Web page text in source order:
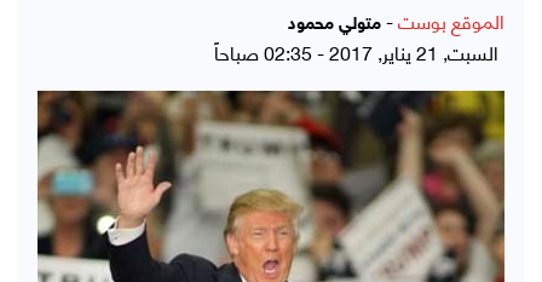
الموقع بوست- متولي محمود
السبت, 21 يناير, 2017 - 02:35 صباحاً